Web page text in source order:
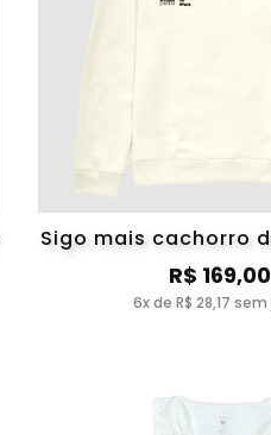
Sigo mais cachorro
R$ 169,00
6x de R$ 28,17